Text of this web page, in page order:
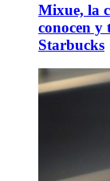
Mixue, la
conocen y
Starbucks